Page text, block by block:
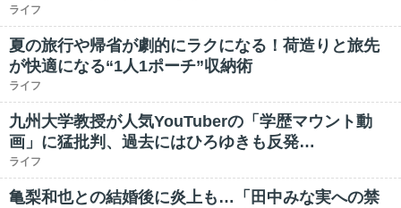
ライフ
夏の旅行や帰省が劇的にラクになる！荷造りと旅先
が快適になる“1人1ポーチ”収納術
ライフ
九州大学教授が人気YouTuberの「学歴マウント動
画」に猛批判、過去にはひろゆきも反発…
ライフ
亀梨和也との結婚後に炎上も…「田中みな実への禁